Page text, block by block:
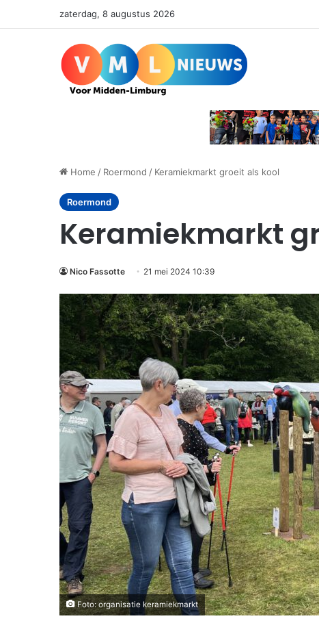
zaterdag, 8 augustus 2026
Home / Roermond / Keramiekmarkt groeit als kool
Roermond
Keramiekmarkt
Nico Fassotte 21 mei 2024 10:39
Foto: organisatie keramiekmarkt